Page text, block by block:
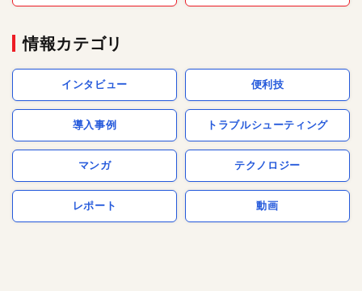
情報カテゴリ
インタビュー 便利技
導入事例 トラブルシューティング
マンガ テクノロジー
レポート 動画